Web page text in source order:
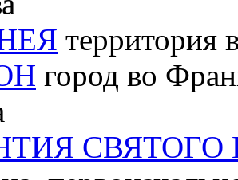
территория
город во
СВЯТОГО